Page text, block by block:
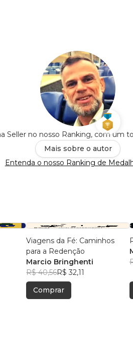
Seller no nosso Ranking, com um
Mais sobre o autor
Entenda o nosso Ranking de
Viagens da Fé: Caminhos
para a Redenção
Marcio Bringhenti
R$ 40,56R$ 32,11
Comprar